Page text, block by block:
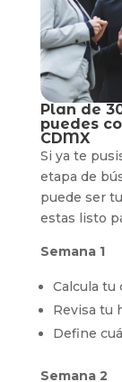
Plan de
puedes
CDMX
Si ya te
etapa de
puede ser
estas listo
Semana 1
Calcula tu
Revisa tu
Define
Semana 2